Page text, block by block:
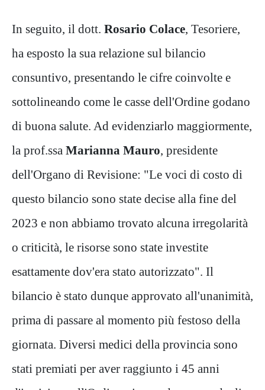
In seguito, il dott. Rosario Colace , Tesoriere,
ha esposto la sua relazione sul bilancio
consuntivo, presentando le cifre coinvolte e
sottolineando come le casse dell'Ordine godano
di buona salute. Ad evidenziarlo maggiormente,
la prof.ssa Marianna Mauro , presidente
dell'Organo di Revisione: "Le voci di costo di
questo bilancio sono state decise alla fine del
2023 e non abbiamo trovato alcuna irregolarità
o criticità, le risorse sono state investite
esattamente dov'era stato autorizzato". Il
bilancio è stato dunque approvato all'unanimità,
prima di passare al momento più festoso della
giornata. Diversi medici della provincia sono
stati premiati per aver raggiunto i 45 anni